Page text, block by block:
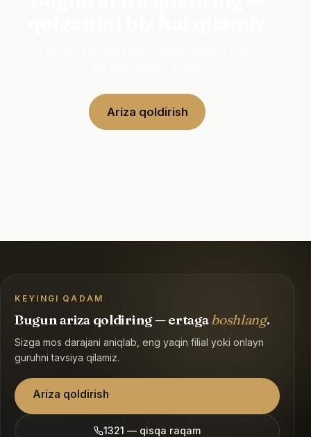
Ariza qoldirish
KEYINGI QADAM
Bugun ariza qoldiring — ertagaboshlang.
Sizga mos darajani aniqlab, eng yaqin filial yoki onlayn
guruhni tavsiya qilamiz.
Ariza qoldirish
1321 — qisqa raqam